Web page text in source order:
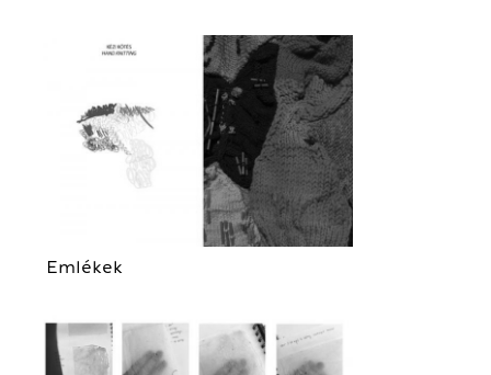
Emlékek